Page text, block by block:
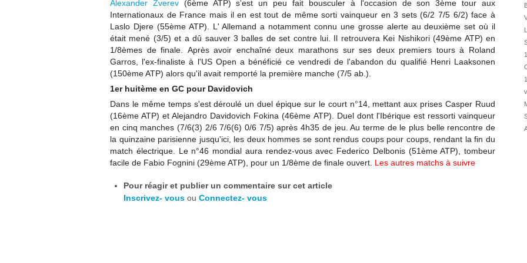
Alexander Zverev(6ème ATP) s'est un peu fait bousculer à l'occasion de son 3ème tour aux
Internationaux de France mais il en est tout de même sorti vainqueur en 3 sets (6/2 7/5 6/2) face à
Laslo Djere (55ème ATP). L' Allemand a notamment connu une grosse alerte au deuxième set où il
était mené (3/5) et a dû sauver 3 balles de set contre lui. Il retrouvera Kei Nishikori (49ème ATP) en
1/8èmes de finale. Après avoir enchaîné deux marathons sur ses deux premiers tours à Roland
Garros, l'ex-finaliste à l'US Open a bénéficié ce vendredi de l'abandon du qualifié Henri Laaksonen
(150ème ATP) alors qu'il avait remporté la première manche (7/5 ab.).
1er huitème en GC pour Davidovich
Dans le même temps s'est déroulé un duel épique sur le court n°14, mettant aux prises Casper Ruud
(16ème ATP) et Alejandro Davidovich Fokina (46ème ATP). Duel dont l'Ibérique est ressorti vainqueur
en cinq manches (7/6(3) 2/6 7/6(6) 0/6 7/5) après 4h35 de jeu. Au terme de le plus belle rencontre de
la quinzaine parisienne jusqu'ici, les deux hommes se sont rendus coups pour coups, rendant la fin du
match électrique. Le n°46 mondial aura rendez-vous avec Federico Delbonis (51ème ATP), tombeur
facile de Fabio Fognini (29ème ATP), pour un 1/8ème de finale ouvert. Les autres matchs à suivre
Pour réagir et publier un commentaire sur cet article
Inscrivez- vous ou Connectez- vous